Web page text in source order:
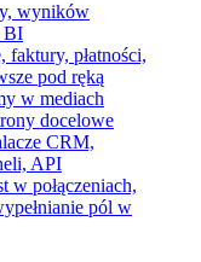
wyników
BI
faktury, płatności,
pod ręką
w mediach
docelowe
CRM,
API
w połączeniach,
pól w